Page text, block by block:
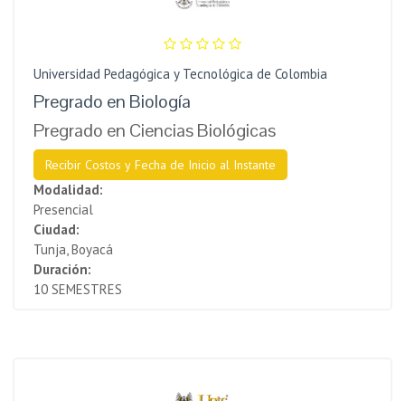
Universidad Pedagógica y Tecnológica de Colombia
Pregrado en Biología
Pregrado en Ciencias Biológicas
Recibir Costos y Fecha de Inicio al Instante
Modalidad:
Presencial
Ciudad:
Tunja, Boyacá
Duración:
10 SEMESTRES